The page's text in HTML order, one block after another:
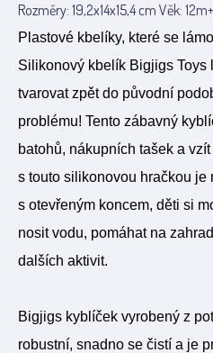
Rozměry: 19,2x14x15,4 cm Věk:
Plastové kbelíky, které se
Silikonový kbelík Bigjigs Toys
tvarovat zpět do původní
problému! Tento zábavný
batohů, nákupních tašek a
s touto silikonovou hračkou je
s otevřeným koncem, děti si
nosit vodu, pomáhat na
dalších aktivit.
Bigjigs kyblíček vyrobený z
robustní, snadno se čistí a je